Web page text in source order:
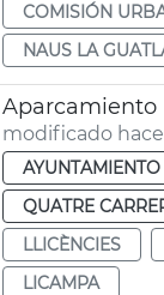
COMISIÓN
NAUS LA
Aparcamiento
modificado
AYUNTAMIENTO
QUATRE
LLICÈNCIES
LICAMPA